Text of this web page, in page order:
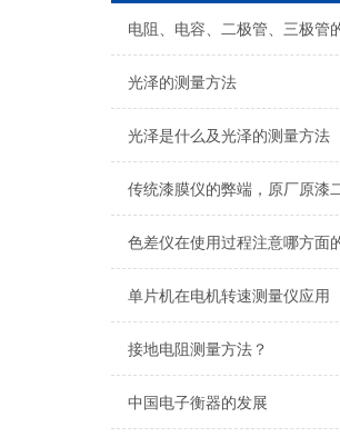
光泽的测量方法
光泽是什么及光泽的测量方法
单片机在电机转速测量仪应用
接地电阻测量方法？
中国电子衡器的发展